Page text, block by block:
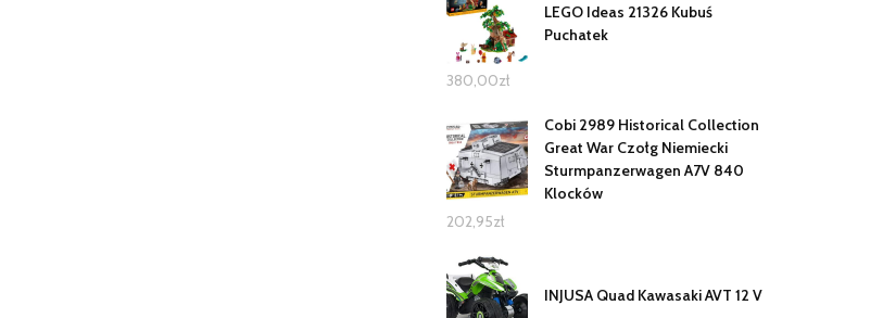
LEGO Ideas 21326 Kubuś
Puchatek
380,00zł
Cobi 2989 Historical Collection
Great War Czołg Niemiecki
Sturmpanzerwagen A7V 840
Klocków
202,95zł
INJUSA Quad Kawasaki AVT 12 V